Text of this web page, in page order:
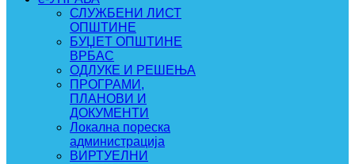
СЛУЖБЕНИ ЛИСТ
ОПШТИНЕ
БУЏЕТ ОПШТИНЕ
ВРБАС
ОДЛУКЕ И РЕШЕЊА
ПРОГРАМИ,
ПЛАНОВИ И
ДОКУМЕНТИ
Локална пореска
администрација
ВИРТУЕЛНИ